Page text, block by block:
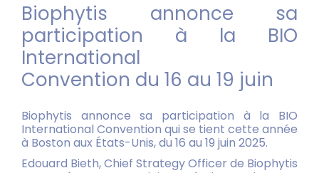
Biophytis annonce sa
participation à la BIO
International
Convention du 16 au 19 juin
Biophytis annonce sa participation à la BIO
International Convention qui se tient cette année
à Boston aux États-Unis, du 16 au 19 juin 2025.
Edouard Bieth, Chief Strategy Officer de Biophytis